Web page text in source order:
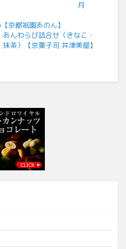
月
京都祇園あのん】
あんわらび詰合せ（きなこ・
抹茶）【京菓子司 井津美屋】